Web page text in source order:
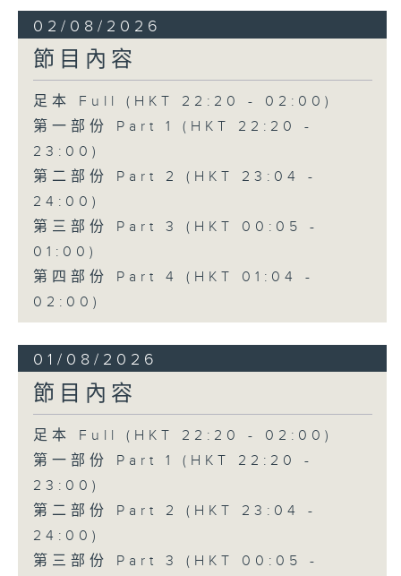
02/08/2026
節目內容
足本 Full (HKT 22:20 - 02:00)
第一部份 Part 1 (HKT 22:20 -
23:00)
第二部份 Part 2 (HKT 23:04 -
24:00)
第三部份 Part 3 (HKT 00:05 -
01:00)
第四部份 Part 4 (HKT 01:04 -
02:00)
01/08/2026
節目內容
足本 Full (HKT 22:20 - 02:00)
第一部份 Part 1 (HKT 22:20 -
23:00)
第二部份 Part 2 (HKT 23:04 -
24:00)
第三部份 Part 3 (HKT 00:05 -